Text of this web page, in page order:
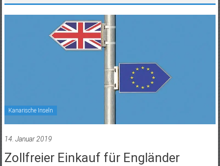
Inseln
Kanarische Inseln
14. Januar 2019
Zollfreier Einkauf für Engländer